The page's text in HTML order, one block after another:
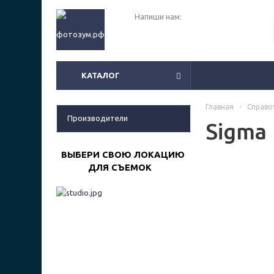
Напиши нам:
КАТАЛОГ
Производители
ВЫБЕРИ СВОЮ ЛОКАЦИЮ
ДЛЯ СЪЕМОК
Главная -
Sigma